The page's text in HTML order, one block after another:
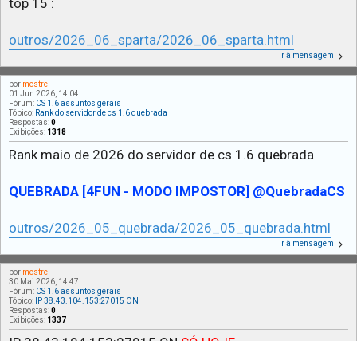
outros/2026_06_sparta/2026_06_sparta.html
Ir à mensagem
por mestre
01 Jun 2026, 14:04
Fórum: CS 1.6 assuntos gerais
Tópico: Rank do servidor de cs 1.6 quebrada
Respostas:0
Exibições: 1318
Rank maio de 2026 do servidor de cs 1.6 quebrada
QUEBRADA [4FUN - MODO IMPOSTOR] @QuebradaCS
outros/2026_05_quebrada/2026_05_quebrada.html
Ir à mensagem
por mestre
30 Mai 2026, 14:47
Fórum: CS 1.6 assuntos gerais
Tópico:
IP 38.43.104.153:27015 ON
Respostas:0
Exibições: 1337